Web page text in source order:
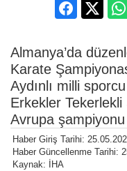
Almanya’da
Karate
Aydınlı milli
Erkekler
Avrupa
Haber Giriş Tarihi:
Haber Güncellenme Tarihi:
Kaynak: İHA